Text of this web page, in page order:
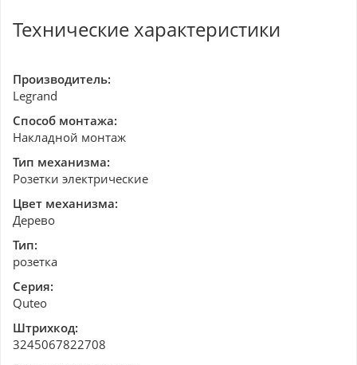
Технические характеристики
Производитель:
Legrand
Способ монтажа:
Накладной монтаж
Тип механизма:
Розетки электрические
Цвет механизма:
Дерево
Тип:
розетка
Серия:
Quteo
Штрихкод:
3245067822708